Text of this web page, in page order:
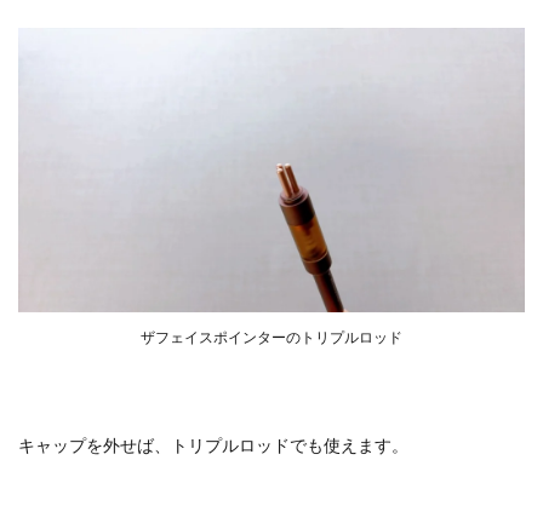
ザフェイスポインターのトリプルロッド
キャップを外せば、トリプルロッドでも使えます。